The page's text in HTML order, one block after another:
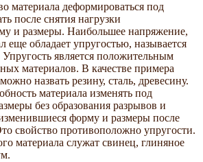
материала деформироваться под
после снятия нагрузки
и размеры. Наибольшее напряжение,
еще обладает упругостью, называется
является положительным
материалов. В качестве примера
назвать резину, сталь, древесину.
материала изменять под
без образования разрывов и
форму и размеры после
свойство противоположно упругости.
материала служат свинец, глиняное